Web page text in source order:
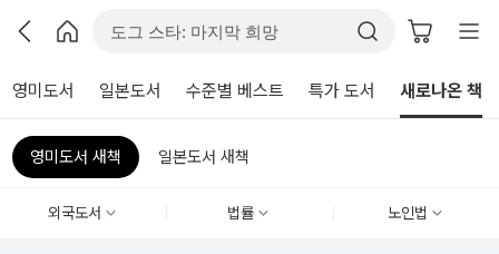
영미도서 일본도서 수준별 베스트 특가 도서 새로나온 책
영미도서 새책 일본도서 새책
외국도서 법률 노인법